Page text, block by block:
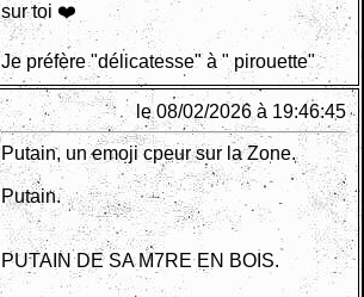
sur toi ❤️
Je préfère "délicatesse" à " pirouette"
le 08/02/2026 à 19:46:45
Putain, un emoji cpeur sur la Zone.
Putain.
PUTAIN DE SA M7RE EN BOIS.